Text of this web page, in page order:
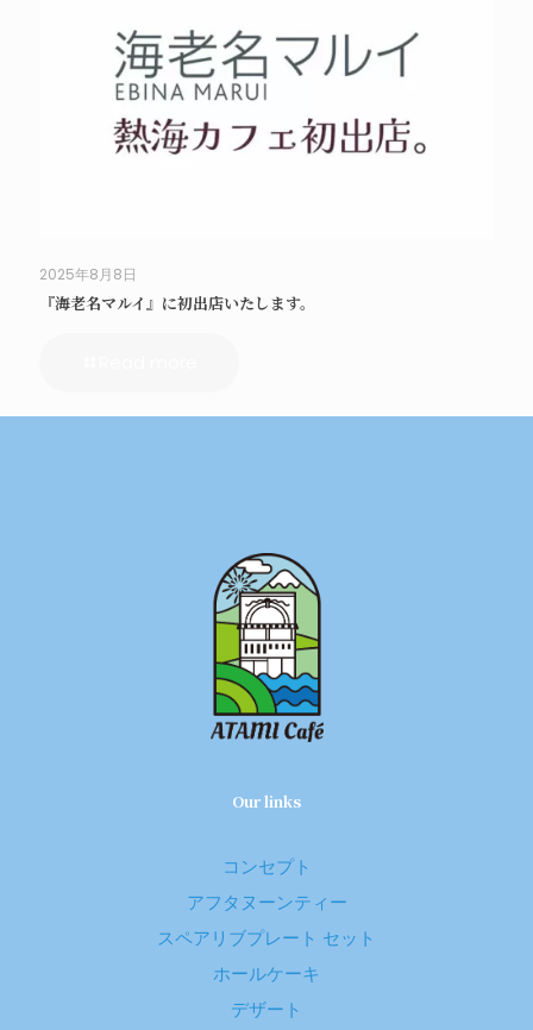
2025年8月8日
『海老名マルイ』に初出店いたします。
Our links
コンセプト
アフタヌーンティー
スペアリブプレート セット
ホールケーキ
デザート